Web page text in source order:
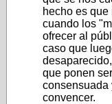
hecho es
cuando los
ofrecer al
caso que
que ponen
consensuada
convencer.